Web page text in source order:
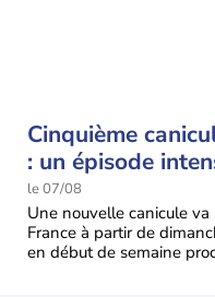
Cinquième
: un épisode
durable et étendu
semaine
le 07/08
Une nouvelle canicule va
France à partir de
en début de semaine